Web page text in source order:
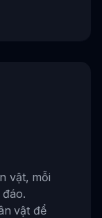
vật, mỗi
vật để